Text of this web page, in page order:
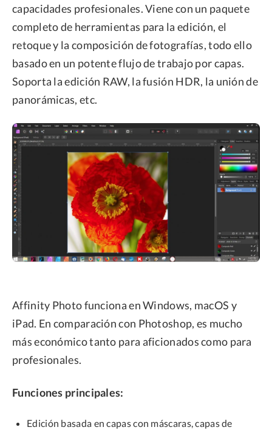
capacidades profesionales. Viene con un paquete
completo de herramientas para la edición, el
retoque y la composición de fotografías, todo ello
basado en un potente flujo de trabajo por capas.
Soporta la edición RAW, la fusión HDR, la unión de
panorámicas, etc.
Affinity Photo funciona en Windows, macOS y
iPad. En comparación con Photoshop, es mucho
más económico tanto para aficionados como para
profesionales.
Funciones principales:
Edición basada en capas con máscaras, capas de